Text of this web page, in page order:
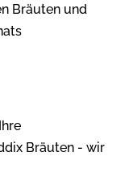
Bräuten und
Bräuten - wir